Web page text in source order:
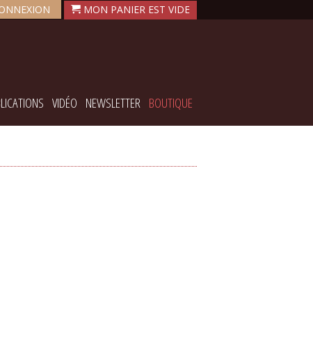
VIDÉO NEWSLETTER BOUTIQUE